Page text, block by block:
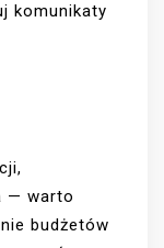
komunikaty
— warto
budżetów